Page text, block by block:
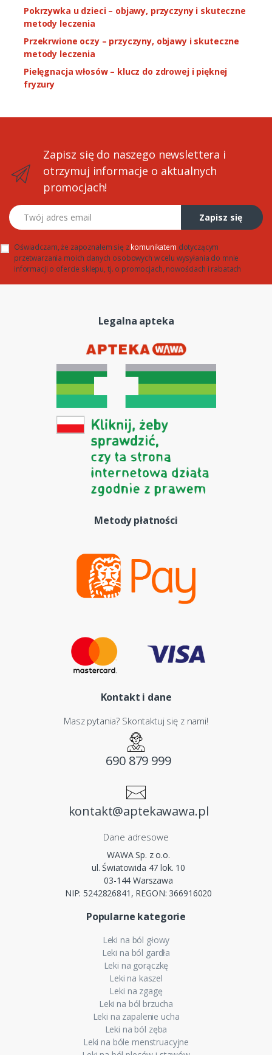
Pokrzywka u dzieci – objawy, przyczyny i skuteczne
metody leczenia
Przekrwione oczy – przyczyny, objawy i skuteczne
metody leczenia
Pielęgnacja włosów – klucz do zdrowej i pięknej
fryzury
Zapisz się do naszego newslettera i
otrzymuj informacje o aktualnych
promocjach!
Twój adres email
Zapisz się
Oświadczam, że zapoznałem się zkomunikatem dotyczącym
przetwarzania moich danych osobowych w celu wysyłania do mnie
informacji o ofercie sklepu, tj. o promocjach, nowościach i rabatach
Legalna apteka
Metody płatności
Kontakt i dane
Masz pytania? Skontaktuj się z nami!
690 879 999
kontakt@aptekawawa.pl
Dane adresowe
WAWA Sp. z o.o.
ul. Światowida 47 lok. 10
03-144 Warszawa
NIP: 5242826841, REGON: 366916020
Popularne kategorie
Leki na ból głowy
Leki na ból gardła
Leki na gorączkę
Leki na kaszel
Leki na zgagę
Leki na ból brzucha
Leki na zapalenie ucha
Leki na ból zęba
Leki na bóle menstruacyjne